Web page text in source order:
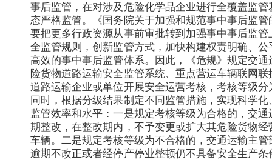
事后监管，在对涉及危险化学品企业进行全覆盖监
态严格监管。《国务院关于加强和规范事中事后监
要把更多行政资源从事前审批转到加强事中事后监
全监管规则，创新监管方式，加快构建权责明确、
高效的事中事后监管体系。因此，《危规》规定交
险货物道路运输安全监管系统、重点营运车辆联网
道路运输企业或单位开展安全运营考核，考核等级
同时，根据分级结果制定不同监管措施，实现科学
监管效率和水平：一是规定考核等级为合格的，交
期整改，在整改期内，不予变更或扩大其危险货物
车辆。二是规定考核等级为不合格的，交通运输主
逾期不改正或者经停产停业整顿仍不具备安全生产